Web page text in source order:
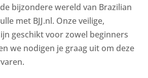
bijzondere wereld van Brazilian
met BJJ.nl. Onze veilige,
geschikt voor zowel beginners
we nodigen je graag uit om deze